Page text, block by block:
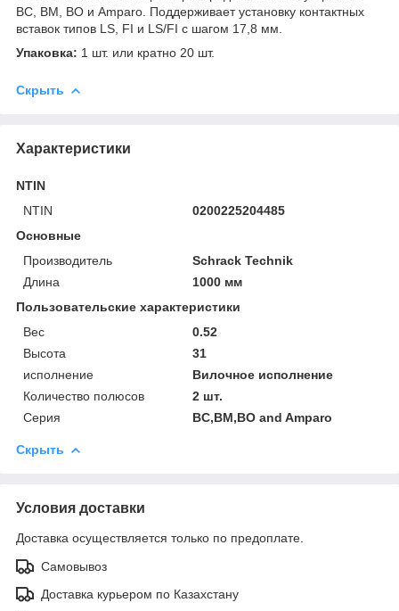
BC, BM, BO и Amparo. Поддерживает установку контактных
вставок типов LS, FI и LS/FI с шагом 17,8 мм.
Упаковка: 1 шт. или кратно 20 шт.
Скрыть
Характеристики
NTIN
NTIN
0200225204485
Основные
Производитель
Schrack Technik
Длина
1000 мм
Пользовательские характеристики
Вес
0.52
Высота
31
исполнение
Вилочное исполнение
Количество полюсов
2 шт.
Серия
BC,BM,BO and Amparo
Скрыть
Условия доставки
Доставка осуществляется только по предоплате.
Самовывоз
Доставка курьером по Казахстану